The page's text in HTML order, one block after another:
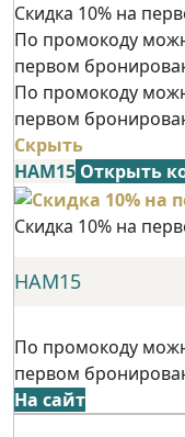
Скидка 10% на
По промокоду
первом
По промокоду
первом
Скрыть
НАМ15 Открыть
Скидка 10% на
НАМ15
По промокоду
первом
На сайт